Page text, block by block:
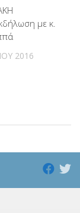
με κ.
2016